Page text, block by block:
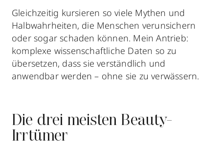
Gleichzeitig kursieren so viele Mythen und
Halbwahrheiten, die Menschen verunsichern
oder sogar schaden können. Mein Antrieb:
komplexe wissenschaftliche Daten so zu
übersetzen, dass sie verständlich und
anwendbar werden – ohne sie zu verwässern.
Die drei meisten Beauty-
Irrtümer